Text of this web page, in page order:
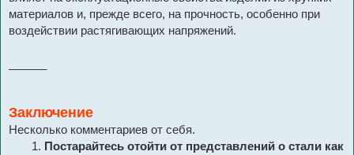
материалов и, прежде всего, на прочность, особенно при
воздействии растягивающих напряжений.
Заключение
Несколько комментариев от себя.
Постарайтесь отойти от представлений о стали как